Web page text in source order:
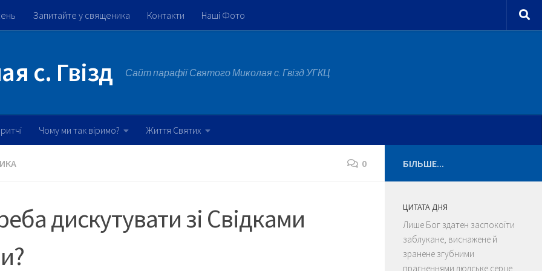
Запитайте у священика Контакти Наші Фото
с. Гвізд Сайт парафії Святого Миколая с. Гвізд УГКЦ
Чому ми так віримо? Життя Святих
0
дискутувати зі Свідками
БІЛЬШЕ...
ЦИТАТА ДНЯ
Лише Бог здатен заспокоїти
заблукане, виснажене й
зранене згубними
прагненнями людське серце